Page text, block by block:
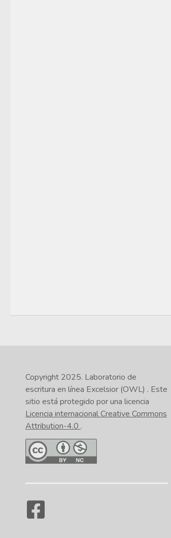
Copyright 2025. Laboratorio de
escritura en línea Excelsior (OWL) . Este
sitio está protegido por una licencia
Licencia internacional Creative Commons
Attribution-4.0 .